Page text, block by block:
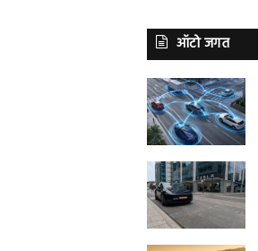
ऑटो जगत